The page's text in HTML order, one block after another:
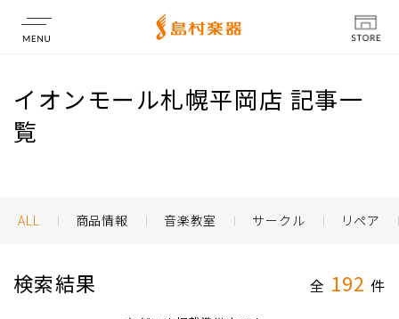
店舗情報
イオンモール札幌平岡店 記事一
覧
ALL 商品情報 音楽教室 サークル リペア
検索結果 全 192 件